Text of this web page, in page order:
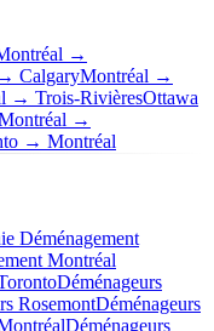
→
CalgaryMontréal →
→ Trois-RivièresOttawa
→
→ Montréal
Déménagement
Montréal
Déménageurs
RosemontDéménageurs
Déménageurs